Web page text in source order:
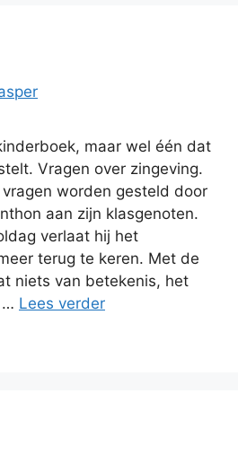
maar wel één dat
Vragen over zingeving.
worden gesteld door
aan zijn klasgenoten.
verlaat hij het
terug te keren. Met de
niets van betekenis, het
… Lees verder